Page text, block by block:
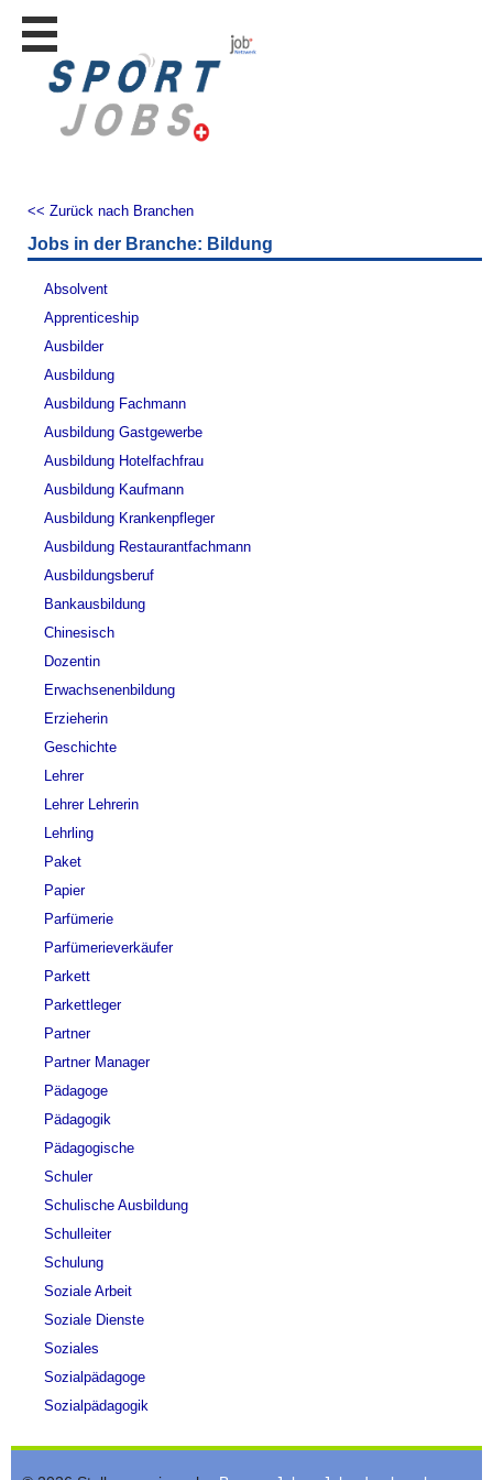
Stellen
finden
inserieren
Personalberatungen
Tipp's
WERBUNG
JOB-
Lehrstellen
finden
Lehrstellen
gratis
inserieren
<< Zurück nach Branchen
Jobs in der Branche: Bildung
Absolvent
Apprenticeship
Ausbilder
Ausbildung
Ausbildung Fachmann
Ausbildung Gastgewerbe
Ausbildung Hotelfachfrau
Ausbildung Kaufmann
Ausbildung Krankenpfleger
Ausbildung Restaurantfachmann
Ausbildungsberuf
Bankausbildung
Chinesisch
Dozentin
Erwachsenenbildung
Erzieherin
Geschichte
Lehrer
Lehrer Lehrerin
Lehrling
Paket
Papier
Parfümerie
Parfümerieverkäufer
Parkett
Parkettleger
Partner
Partner Manager
Pädagoge
Pädagogik
Pädagogische
Schuler
Schulische Ausbildung
Schulleiter
Schulung
Soziale Arbeit
Soziale Dienste
Soziales
Sozialpädagoge
Sozialpädagogik